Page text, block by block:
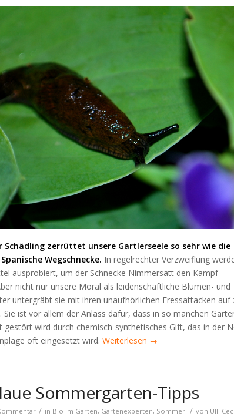
Schädling zerrüttet unsere Gartlerseele so sehr wie die
Wegschnecke. In regelrechter Verzweiflung
ausprobiert, um der Schnecke Nimmersatt den Kampf
nicht nur unsere Moral als leidenschaftliche Blumen- und
untergräbt sie mit ihren unaufhörlichen Fressattacken auf
Sie ist vor allem der Anlass dafür, dass in so manchen
gestört wird durch chemisch-synthetisches Gift, das in der
oft eingesetzt wird. Weiterlesen →
Sommergarten-Tipps
/ in Bio im Garten, Gartenexperten, Sommer / von Ulli